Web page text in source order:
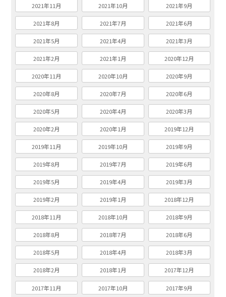
2021年11月 2021年10月 2021年9月
2021年8月 2021年7月 2021年6月
2021年5月 2021年4月 2021年3月
2021年2月 2021年1月 2020年12月
2020年11月 2020年10月 2020年9月
2020年8月 2020年7月 2020年6月
2020年5月 2020年4月 2020年3月
2020年2月 2020年1月 2019年12月
2019年11月 2019年10月 2019年9月
2019年8月 2019年7月 2019年6月
2019年5月 2019年4月 2019年3月
2019年2月 2019年1月 2018年12月
2018年11月 2018年10月 2018年9月
2018年8月 2018年7月 2018年6月
2018年5月 2018年4月 2018年3月
2018年2月 2018年1月 2017年12月
2017年11月 2017年10月 2017年9月